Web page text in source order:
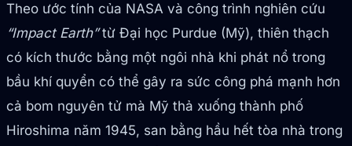
Theo ước tính của NASA và công trình nghiên cứu
“Impact Earth”từ Đại học Purdue (Mỹ), thiên thạch
có kích thước bằng một ngôi nhà khi phát nổ trong
bầu khí quyển có thể gây ra sức công phá mạnh hơn
cả bom nguyên tử mà Mỹ thả xuống thành phố
Hiroshima năm 1945, san bằng hầu hết tòa nhà trong